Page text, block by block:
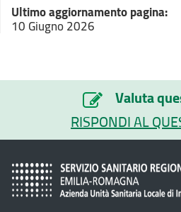
Ultimo aggiornamento pagina:
10 Giugno 2026
Valuta
RISPONDI AL